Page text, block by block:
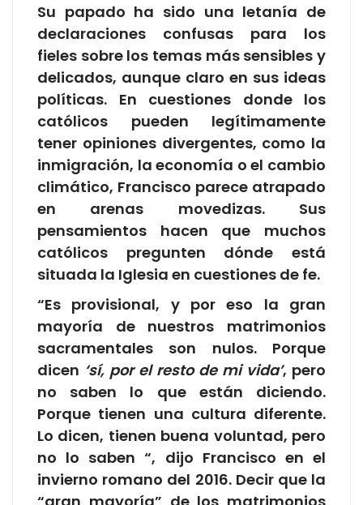
Su papado ha sido una letanía de
declaraciones confusas para los
fieles sobre los temas más sensibles y
delicados, aunque claro en sus ideas
políticas. En cuestiones donde los
católicos pueden legítimamente
tener opiniones divergentes, como la
inmigración, la economía o el cambio
climático, Francisco parece atrapado
en arenas movedizas. Sus
pensamientos hacen que muchos
católicos pregunten dónde está
situada la Iglesia en cuestiones de fe.
“Es provisional, y por eso la gran
mayoría de nuestros matrimonios
sacramentales son nulos. Porque
dicen ‘sí, por el resto de mi vida’, pero
no saben lo que están diciendo.
Porque tienen una cultura diferente.
Lo dicen, tienen buena voluntad, pero
no lo saben “, dijo Francisco en el
invierno romano del 2016. Decir que la